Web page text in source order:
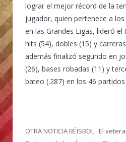
lograr el mejor récord de la
jugador, quien pertenece a
en las Grandes Ligas, lideró
hits (54), dobles (15) y
además finalizó segundo en
(26), bases robadas (11) y
bateo (.287) en los 46
OTRA NOTICIA BÉISBOL: El